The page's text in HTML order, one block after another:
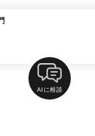
AIに相談